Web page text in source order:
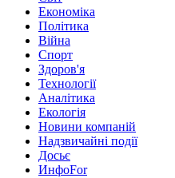
Економіка
Політика
Війна
Спорт
Здоров'я
Технології
Аналітика
Екологія
Новини компаній
Надзвичайні події
Досьє
ИнфоFor